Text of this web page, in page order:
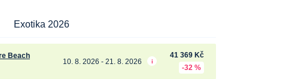
Exotika 2026
Beach
10. 8. 2026 - 21. 8. 2026 i
41 369 Kč
-32 %